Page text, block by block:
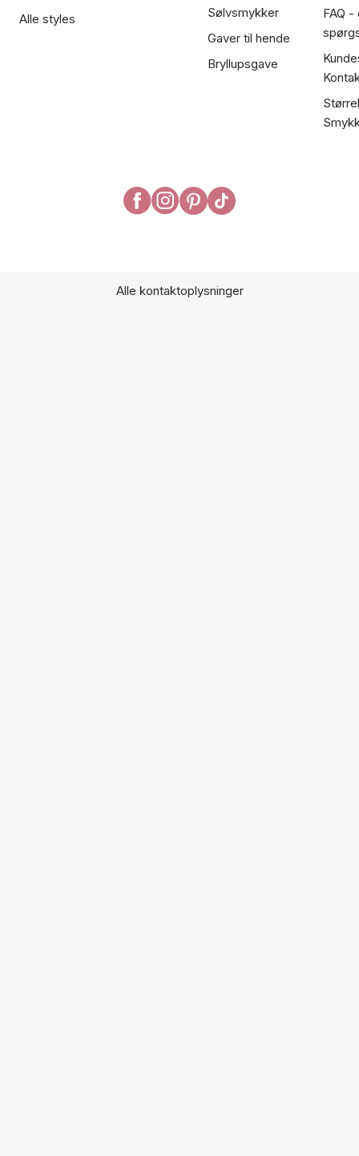
Alle styles
Sølvsmykker
Gaver til hende
Bryllupsgave
FAQ
Alle kontaktoplysninger